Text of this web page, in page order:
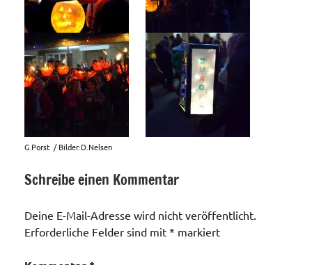
G.Porst / Bilder:D.Nelsen
Schreibe einen Kommentar
Deine E-Mail-Adresse wird nicht veröffentlicht.
Erforderliche Felder sind mit * markiert